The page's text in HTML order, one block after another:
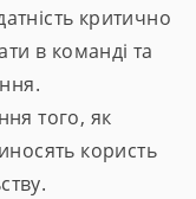
критично
в команді та
того, як
користь